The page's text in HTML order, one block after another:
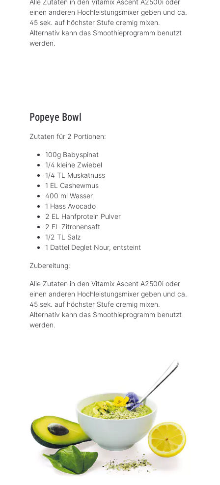
einen anderen Hochleistungsmixer geben und ca.
45 sek. auf höchster Stufe cremig mixen.
Alternativ kann das Smoothieprogramm benutzt
werden.
Popeye Bowl
Zutaten für 2 Portionen:
100g Babyspinat
1/4 kleine Zwiebel
1/4 TL Muskatnuss
1 EL Cashewmus
400 ml Wasser
1 Hass Avocado
2 EL Hanfprotein Pulver
2 EL Zitronensaft
1/2 TL Salz
1 Dattel Deglet Nour, entsteint
Zubereitung:
Alle Zutaten in den Vitamix Ascent A2500i oder
einen anderen Hochleistungsmixer geben und ca.
45 sek. auf höchster Stufe cremig mixen.
Alternativ kann das Smoothieprogramm benutzt
werden.